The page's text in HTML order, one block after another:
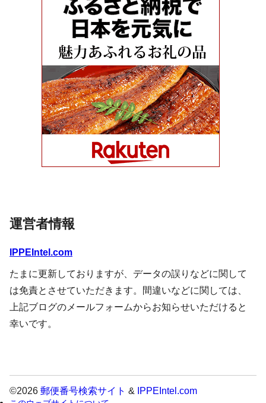
運営者情報
IPPEIntel.com
たまに更新しておりますが、データの誤りなどに関して
は免責とさせていただきます。間違いなどに関しては、
上記ブログのメールフォームからお知らせいただけると
幸いです。
©2026 郵便番号検索サイト & IPPEIntel.com